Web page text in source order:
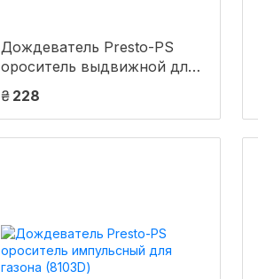
Дождеватель Presto-PS
ороситель выдвижной для
построения систем полива
(7960)
₴ 228